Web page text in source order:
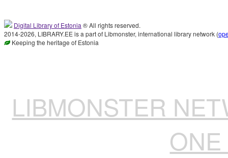
Digital Library of Estonia ® All rights reserved.
2014-2026, LIBRARY.EE is a part of Libmonster, international library network (
Keeping the heritage of Estonia
LIBMONSTER